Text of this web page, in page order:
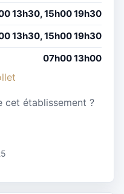
13h30, 15h00 19h30
13h30, 15h00 19h30
07h00 13h00
cet établissement ?